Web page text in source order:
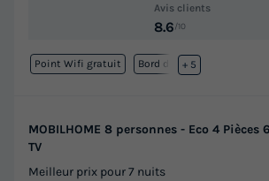
Avis clients
8.6/10
Point Wifi gratuit Bord de mer
+ 5
MOBILHOME 8 personnes - Eco 4 Pièces
TV
Meilleur prix pour 7 nuits